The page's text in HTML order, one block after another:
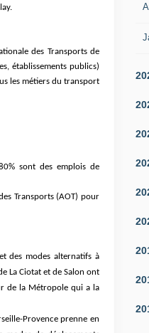
des Transports de
établissements publics)
les métiers du transport
sont des emplois de
Transports (AOT) pour
des modes alternatifs à
La Ciotat et de Salon ont
de la Métropole qui a la
Provence prenne en